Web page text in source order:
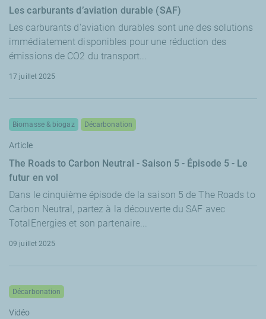
Les carburants d’aviation durable (SAF)
Les carburants d'aviation durables sont une des solutions
immédiatement disponibles pour une réduction des
émissions de CO2 du transport...
17 juillet 2025
The Roads to Carbon Neutral - Saison 5 - Épisode 5 - Le
futur en vol
Biomasse & biogaz Décarbonation
Article
Dans le cinquième épisode de la saison 5 de The Roads to
Carbon Neutral, partez à la découverte du SAF avec
TotalEnergies et son partenaire...
09 juillet 2025
Décarbonation
Vidéo